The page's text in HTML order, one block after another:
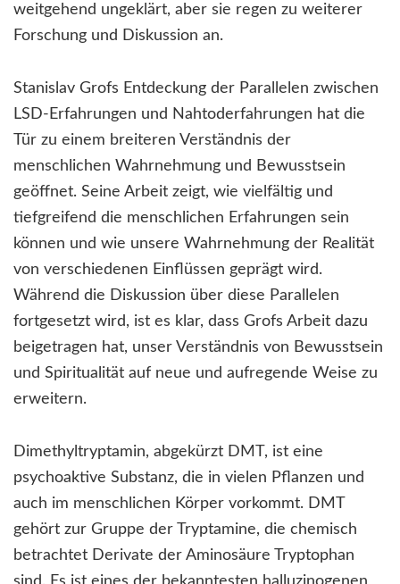
weitgehend ungeklärt, aber sie regen zu weiterer
Forschung und Diskussion an.
Stanislav Grofs Entdeckung der Parallelen zwischen
LSD-Erfahrungen und Nahtoderfahrungen hat die
Tür zu einem breiteren Verständnis der
menschlichen Wahrnehmung und Bewusstsein
geöffnet. Seine Arbeit zeigt, wie vielfältig und
tiefgreifend die menschlichen Erfahrungen sein
können und wie unsere Wahrnehmung der Realität
von verschiedenen Einflüssen geprägt wird.
Während die Diskussion über diese Parallelen
fortgesetzt wird, ist es klar, dass Grofs Arbeit dazu
beigetragen hat, unser Verständnis von Bewusstsein
und Spiritualität auf neue und aufregende Weise zu
erweitern.
Dimethyltryptamin, abgekürzt DMT, ist eine
psychoaktive Substanz, die in vielen Pflanzen und
auch im menschlichen Körper vorkommt. DMT
gehört zur Gruppe der Tryptamine, die chemisch
betrachtet Derivate der Aminosäure Tryptophan